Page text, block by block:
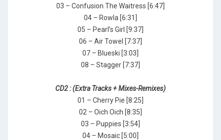
03 – Confusion The Waitress [6:47]
04 – Rowla [6:31]
05 – Pearl’s Girl [9:37]
06 – Air Towel [7:37]
07 – Blueski [3:03]
08 – Stagger [7:37]
CD2 : (Extra Tracks + Mixes-Remixes)
01 – Cherry Pie [8:25]
02 – Oich Oich [8:35]
03 – Puppies [3:54]
04 – Mosaic [5:00]